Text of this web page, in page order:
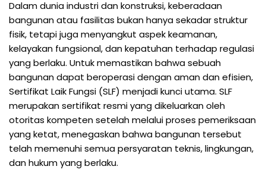
Dalam dunia industri dan konstruksi, keberadaan
bangunan atau fasilitas bukan hanya sekadar struktur
fisik, tetapi juga menyangkut aspek keamanan,
kelayakan fungsional, dan kepatuhan terhadap regulasi
yang berlaku. Untuk memastikan bahwa sebuah
bangunan dapat beroperasi dengan aman dan efisien,
Sertifikat Laik Fungsi (SLF) menjadi kunci utama. SLF
merupakan sertifikat resmi yang dikeluarkan oleh
otoritas kompeten setelah melalui proses pemeriksaan
yang ketat, menegaskan bahwa bangunan tersebut
telah memenuhi semua persyaratan teknis, lingkungan,
dan hukum yang berlaku.